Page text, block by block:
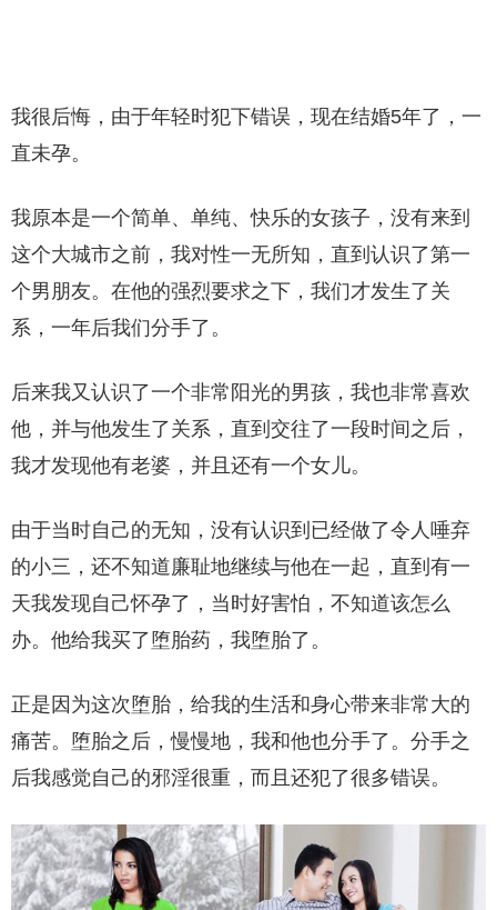
我很后悔，由于年轻时犯下错误，现在结婚5年了，一
直未孕。
我原本是一个简单、单纯、快乐的女孩子，没有来到
这个大城市之前，我对性一无所知，直到认识了第一
个男朋友。在他的强烈要求之下，我们才发生了关
系，一年后我们分手了。
后来我又认识了一个非常阳光的男孩，我也非常喜欢
他，并与他发生了关系，直到交往了一段时间之后，
我才发现他有老婆，并且还有一个女儿。
由于当时自己的无知，没有认识到已经做了令人唾弃
的小三，还不知道廉耻地继续与他在一起，直到有一
天我发现自己怀孕了，当时好害怕，不知道该怎么
办。他给我买了堕胎药，我堕胎了。
正是因为这次堕胎，给我的生活和身心带来非常大的
痛苦。堕胎之后，慢慢地，我和他也分手了。分手之
后我感觉自己的邪淫很重，而且还犯了很多错误。